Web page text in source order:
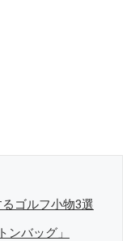
ゴルフ小物3選
ンバッグ」